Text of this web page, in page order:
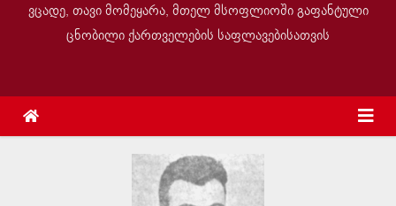
ვცადე, თავი მომეყარა, მთელ მსოფლიოში გაფანტული
ცნობილი ქართველების საფლავებისათვის